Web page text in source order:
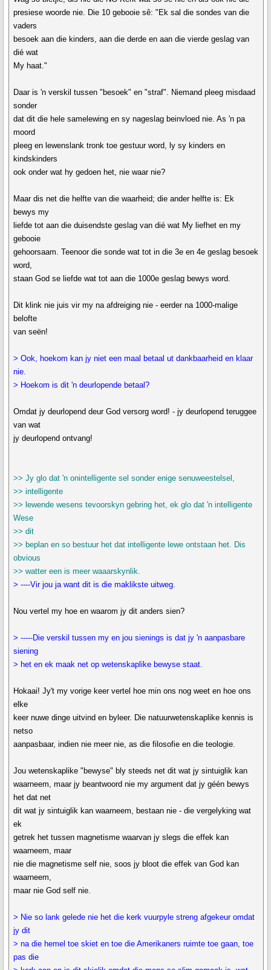
presiese woorde nie. Die 10 gebooie sê: "Ek sal die sondes van die
vaders
besoek aan die kinders, aan die derde en aan die vierde geslag van
dié wat
My haat."
Daar is 'n verskil tussen "besoek" en "straf". Niemand pleeg misdaad
sonder
dat dit die hele samelewing en sy nageslag beinvloed nie. As 'n pa
moord
pleeg en lewenslank tronk toe gestuur word, ly sy kinders en
kindskinders
ook onder wat hy gedoen het, nie waar nie?
Maar dis net die helfte van die waarheid; die ander helfte is: Ek
bewys my
liefde tot aan die duisendste geslag van dié wat My liefhet en my
gebooie
gehoorsaam. Teenoor die sonde wat tot in die 3e en 4e geslag besoek
word,
staan God se liefde wat tot aan die 1000e geslag bewys word.
Dit klink nie juis vir my na afdreiging nie - eerder na 1000-malige
belofte
van seën!
> Ook, hoekom kan jy niet een maal betaal ut dankbaarheid en klaar
nie.
> Hoekom is dit 'n deurlopende betaal?
Omdat jy deurlopend deur God versorg word! - jy deurlopend teruggee
van wat
jy deurlopend ontvang!
>> Jy glo dat 'n onintelligente sel sonder enige senuweestelsel,
>> intelligente
>> lewende wesens tevoorskyn gebring het, ek glo dat 'n intelligente
Wese
>> dit
>> beplan en so bestuur het dat intelligente lewe ontstaan het. Dis
obvious
>> watter een is meer waaarskynlik.
> ----Vir jou ja want dit is die maklikste uitweg.
Nou vertel my hoe en waarom jy dit anders sien?
> -----Die verskil tussen my en jou sienings is dat jy 'n aanpasbare
siening
> het en ek maak net op wetenskaplike bewyse staat.
Hokaai! Jy't my vorige keer vertel hoe min ons nog weet en hoe ons
elke
keer nuwe dinge uitvind en byleer. Die natuurwetenskaplike kennis is
netso
aanpasbaar, indien nie meer nie, as die filosofie en die teologie.
Jou wetenskaplike "bewyse" bly steeds net dit wat jy sintuiglik kan
waarneem, maar jy beantwoord nie my argument dat jy géén bewys
het dat net
dit wat jy sintuiglik kan waarneem, bestaan nie - die vergelyking wat
ek
getrek het tussen magnetisme waarvan jy slegs die effek kan
waarneem, maar
nie die magnetisme self nie, soos jy bloot die effek van God kan
waarneem,
maar nie God self nie.
> Nie so lank gelede nie het die kerk vuurpyle streng afgekeur omdat
jy dit
> na die hemel toe skiet en toe die Amerikaners ruimte toe gaan, toe
pas die